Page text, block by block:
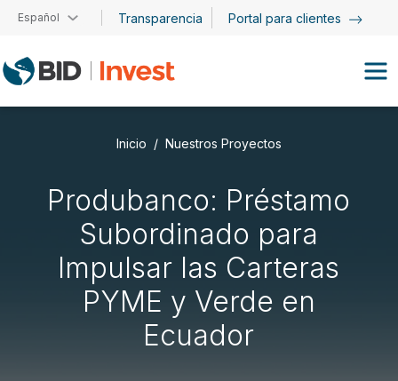
Pasar al contenido principal
Español Transparencia Portal para clientes
Inicio Nuestros Proyectos
Produbanco: Préstamo
Subordinado para
Impulsar las Carteras
PYME y Verde en
Ecuador